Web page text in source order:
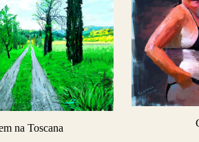
na Toscana